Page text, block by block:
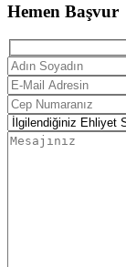
Hemen Başvur